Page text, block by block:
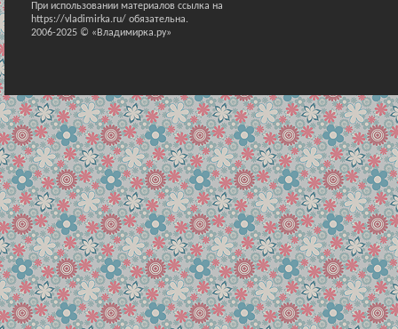
При использовании материалов ссылка на
https://vladimirka.ru/ обязательна.
2006-2025 © «Владимирка.ру»